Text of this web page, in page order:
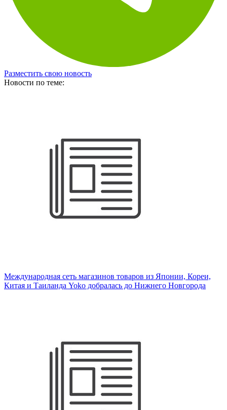
Разместить свою новость
Новости по теме:
Международная сеть магазинов товаров из Японии, Кореи,
Китая и Таиланда Yoko добралась до Нижнего Новгорода